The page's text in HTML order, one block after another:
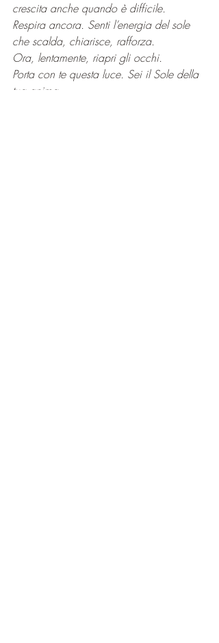
crescita anche quando è difficile.
Respira ancora. Senti l’energia del sole
che scalda, chiarisce, rafforza.
Ora, lentamente, riapri gli occhi.
Porta con te questa luce. Sei il Sole della
tua anima.